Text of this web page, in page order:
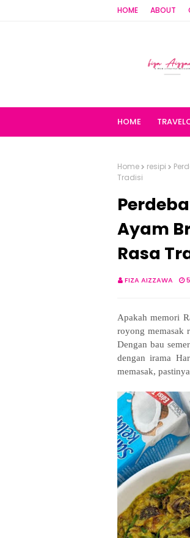
HOME ABOUT
HOME
Home resipi
Tradisi
Ayam
Rasa
FIZA AIZZAWA
Apakah memori
royong memasak
Dengan bau
dengan irama
memasak,